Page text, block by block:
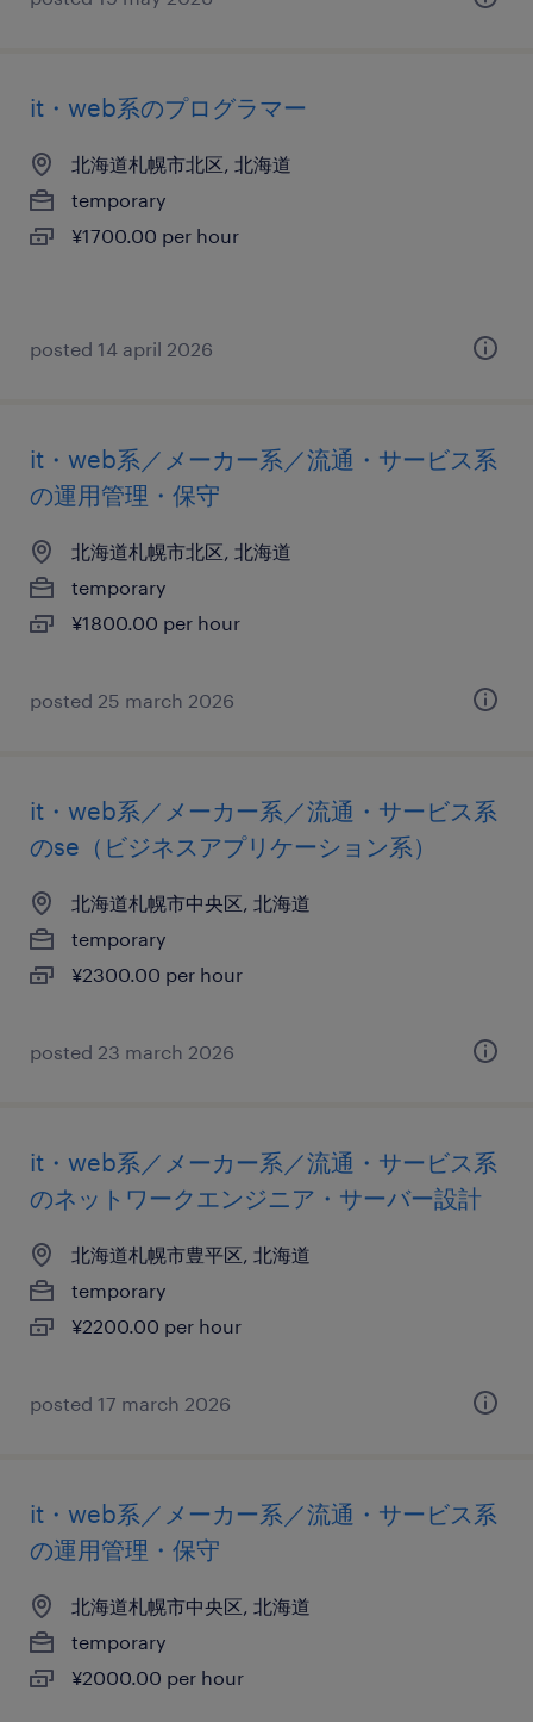
it・web系のプログラマー
北海道札幌市北区, 北海道
temporary
¥1700.00 per hour
posted 14 april 2026
it・web系／メーカー系／流通・サービス系
の運用管理・保守
北海道札幌市北区, 北海道
temporary
¥1800.00 per hour
posted 25 march 2026
it・web系／メーカー系／流通・サービス系
のse（ビジネスアプリケーション系）
北海道札幌市中央区, 北海道
temporary
¥2300.00 per hour
posted 23 march 2026
it・web系／メーカー系／流通・サービス系
のネットワークエンジニア・サーバー設計
北海道札幌市豊平区, 北海道
temporary
¥2200.00 per hour
posted 17 march 2026
it・web系／メーカー系／流通・サービス系
の運用管理・保守
北海道札幌市中央区, 北海道
temporary
¥2000.00 per hour